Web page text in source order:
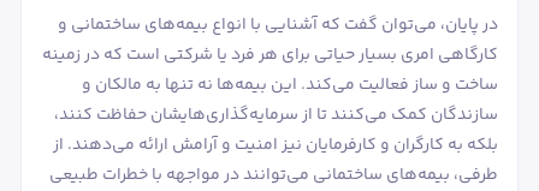
در پایان، می‌توان گفت که آشنایی با انواع بیمه‌های ساختمانی و
کارگاهی امری بسیار حیاتی برای هر فرد یا شرکتی است که در زمینه
ساخت و ساز فعالیت می‌کند. این بیمه‌ها نه تنها به مالکان و
سازندگان کمک می‌کنند تا از سرمایه‌گذاری‌هایشان حفاظت کنند،
بلکه به کارگران و کارفرمایان نیز امنیت و آرامش ارائه می‌دهند. از
طرفی، بیمه‌های ساختمانی می‌توانند در مواجهه با خطرات طبیعی